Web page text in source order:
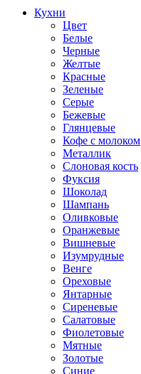
Кухни
Цвет
Белые
Черные
Желтые
Красные
Зеленые
Серые
Бежевые
Глянцевые
Кофе с молоком
Металлик
Слоновая кость
Фуксия
Шоколад
Шампань
Оливковые
Оранжевые
Вишневые
Изумрудные
Венге
Ореховые
Янтарные
Сиреневые
Салатовые
Фиолетовые
Мятные
Золотые
Синие